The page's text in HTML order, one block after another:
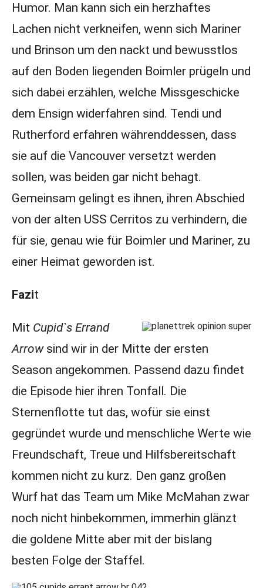
Humor. Man kann sich ein herzhaftes
Lachen nicht verkneifen, wenn sich Mariner
und Brinson um den nackt und bewusstlos
auf den Boden liegenden Boimler prügeln und
sich dabei erzählen, welche Missgeschicke
dem Ensign widerfahren sind. Tendi und
Rutherford erfahren währenddessen, dass
sie auf die Vancouver versetzt werden
sollen, was beiden gar nicht behagt.
Gemeinsam gelingt es ihnen, ihren Abschied
von der alten USS Cerritos zu verhindern, die
für sie, genau wie für Boimler und Mariner, zu
einer Heimat geworden ist.
Fazit
Mit Cupid`s Errand
Arrowsind wir in der Mitte der ersten
Season angekommen. Passend dazu findet
die Episode hier ihren Tonfall. Die
Sternenflotte tut das, wofür sie einst
gegründet wurde und menschliche Werte wie
Freundschaft, Treue und Hilfsbereitschaft
kommen nicht zu kurz. Den ganz großen
Wurf hat das Team um Mike McMahan zwar
noch nicht hinbekommen, immerhin glänzt
die goldene Mitte aber mit der bislang
besten Folge der Staffel.